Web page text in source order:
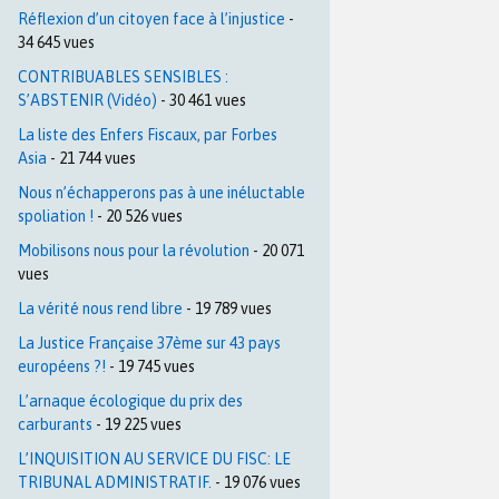
Réflexion d’un citoyen face à l’injustice -
34 645 vues
CONTRIBUABLES SENSIBLES :
S’ABSTENIR (Vidéo) - 30 461 vues
La liste des Enfers Fiscaux, par Forbes
Asia - 21 744 vues
Nous n’échapperons pas à une inéluctable
spoliation ! - 20 526 vues
Mobilisons nous pour la révolution - 20 071
vues
La vérité nous rend libre - 19 789 vues
La Justice Française 37ème sur 43 pays
européens ?! - 19 745 vues
L’arnaque écologique du prix des
carburants - 19 225 vues
L’INQUISITION AU SERVICE DU FISC: LE
TRIBUNAL ADMINISTRATIF. - 19 076 vues